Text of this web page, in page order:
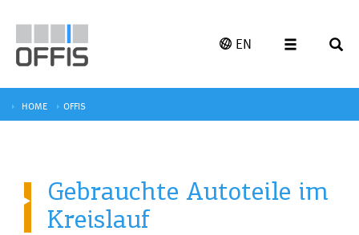
EN
HOME OFFIS
Gebrauchte Autoteile im
Kreislauf